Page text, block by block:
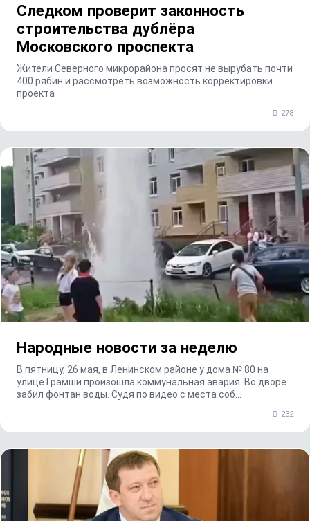
Следком проверит законность
строительства дублёра
Московского проспекта
Жители Северного микрорайона просят не вырубать почти
400 рябин и рассмотреть возможность корректировки
проекта
278
Народные новости за неделю
В пятницу, 26 мая, в Ленинском районе у дома № 80 на
улице Грамши произошла коммунальная авария. Во дворе
забил фонтан воды. Судя по видео с места соб...
232